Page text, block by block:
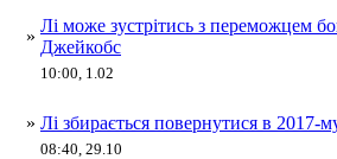
»
Лі може зустрітись з переможцем
Джейкобс
10:00, 1.02
» Лі збирається повернутися в 2017-
08:40, 29.10